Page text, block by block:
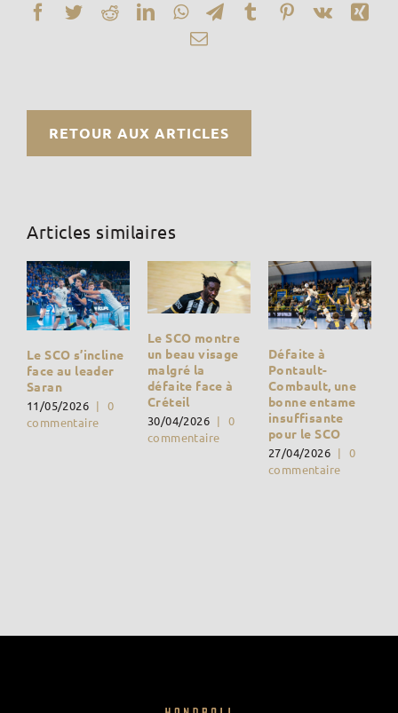
Facebook
TwitterRedditLinkedInWhatsAppTelegram
TumblrPinterest
Vk
Email
RETOUR AUX ARTICLES
Articles similaires
Le SCO s’incline
face au leader
Saran
11/05/2026 |
0
commentaire
Le SCO montre
un beau visage
malgré la
défaite face à
Créteil
30/04/2026 |
0
commentaire
Défaite à
Pontault-
Combault, une
bonne entame
insuffisante
pour le SCO
27/04/2026 |
0
commentaire